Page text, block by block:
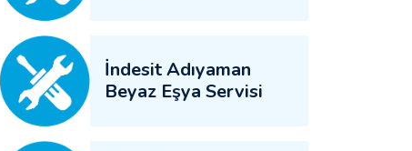
İndesit Adıyaman
Beyaz Eşya Servisi